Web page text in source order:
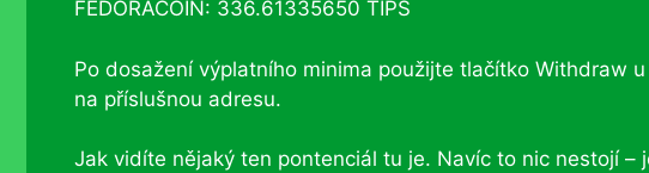
FEDORACOIN: 336.61335650 TIPS
Po dosažení výplatního minima použijte tlačítko Withdraw
na příslušnou adresu.
Jak vidíte nějaký ten pontenciál tu je. Navíc to nic nestojí